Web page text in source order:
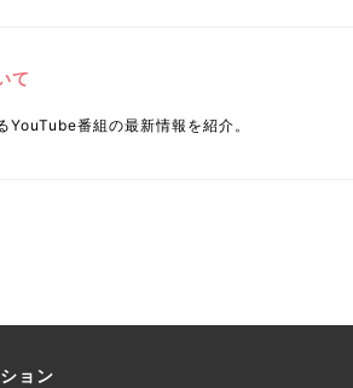
て
番組の最新情報を紹介。
ョン